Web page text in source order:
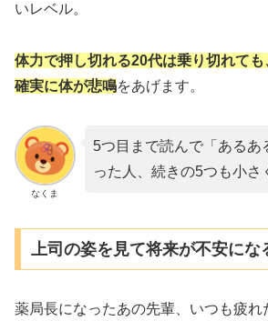
いレベル。
体力で押し切れる20代は乗り切れて
確実に体が悲鳴をあげます。
なくま
5つ目まで読んで「あるあ
った人、続きの5つも小さ
上司の姿を見て将来が不安にな
薬局長になったあの先輩、いつも疲れ